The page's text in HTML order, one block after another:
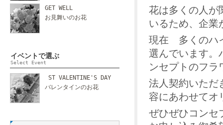
GET WELL
お見舞いのお花
イベントで選ぶ
Select Event
ST VALENTINE'S DAY
バレンタインのお花
花は多くの人が
いるため、企業
現在 多くのハ
選んでいます
ンセプトのフラ
法人契約いただ
容にあわせてオ
ぜひぜひコンセ